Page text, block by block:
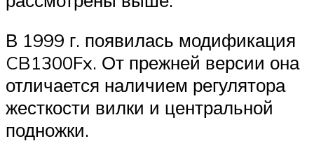
В 1999 г. появилась модификация
CB1300Fx. От прежней версии она
отличается наличием регулятора
жесткости вилки и центральной
подножки.